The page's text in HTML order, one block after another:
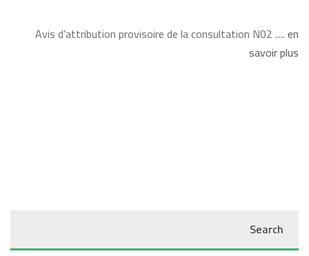
Avis d’attribution provisoire de la consultation N02 ….en
savoir plus
Search